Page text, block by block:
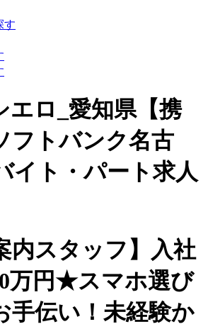
す
エロ_愛知県【携
フトバンク名古
イト・パート求人
内スタッフ】入社
万円★スマホ選び
手伝い！未経験か